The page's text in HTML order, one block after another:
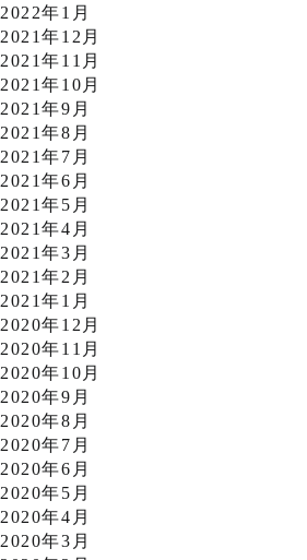
2022年1月
2021年12月
2021年11月
2021年10月
2021年9月
2021年8月
2021年7月
2021年6月
2021年5月
2021年4月
2021年3月
2021年2月
2021年1月
2020年12月
2020年11月
2020年10月
2020年9月
2020年8月
2020年7月
2020年6月
2020年5月
2020年4月
2020年3月